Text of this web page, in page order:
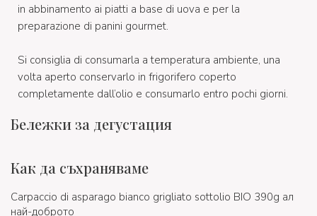
in abbinamento ai piatti a base di uova e per la
preparazione di panini gourmet.
Si consiglia di consumarla a temperatura ambiente, una
volta aperto conservarlo in frigorifero coperto
completamente dall’olio e consumarlo entro pochi giorni.
Бележки за дегустация
Как да съхраняваме
Carpaccio di asparago bianco grigliato sottolio BIO 390g ал
най-доброто